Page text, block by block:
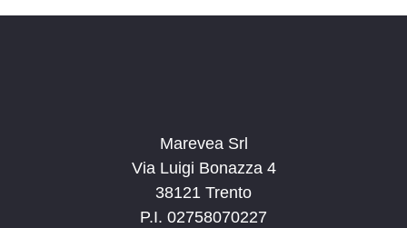
Marevea Srl
Via Luigi Bonazza 4
38121 Trento
P.I. 02758070227